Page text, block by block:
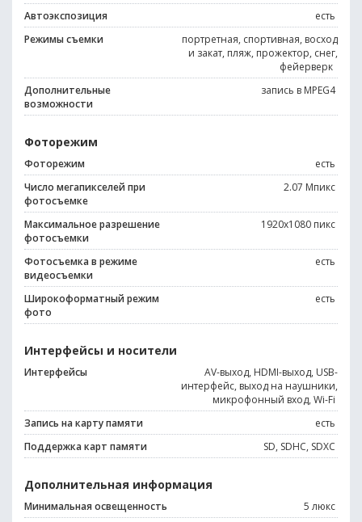
Автоэкспозиция
есть
Режимы съемки
портретная, спортивная, восход
и закат, пляж, прожектор, снег,
фейерверк
Дополнительные
возможности
запись в MPEG4
Фоторежим
Фоторежим
есть
Число мегапикселей при
фотосъемке
2.07 Мпикс
Максимальное разрешение
фотосъемки
1920x1080 пикс
Фотосъемка в режиме
видеосъемки
есть
Широкоформатный режим
фото
есть
Интерфейсы и носители
Интерфейсы
AV-выход, HDMI-выход, USB-
интерфейс, выход на наушники,
микрофонный вход, Wi-Fi
Запись на карту памяти
есть
Поддержка карт памяти
SD, SDHC, SDXC
Дополнительная информация
Минимальная освещенность
5 люкс